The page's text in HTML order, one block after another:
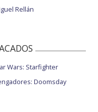
Rellán
Wars: Starfighter
Doomsday